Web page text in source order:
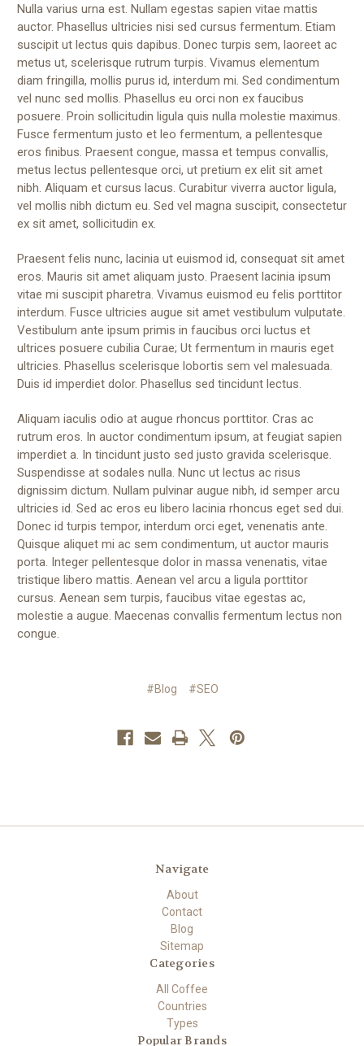
Nulla varius urna est. Nullam egestas sapien vitae mattis
auctor. Phasellus ultricies nisi sed cursus fermentum. Etiam
suscipit ut lectus quis dapibus. Donec turpis sem, laoreet ac
metus ut, scelerisque rutrum turpis. Vivamus elementum
diam fringilla, mollis purus id, interdum mi. Sed condimentum
vel nunc sed mollis. Phasellus eu orci non ex faucibus
posuere. Proin sollicitudin ligula quis nulla molestie maximus.
Fusce fermentum justo et leo fermentum, a pellentesque
eros finibus. Praesent congue, massa et tempus convallis,
metus lectus pellentesque orci, ut pretium ex elit sit amet
nibh. Aliquam et cursus lacus. Curabitur viverra auctor ligula,
vel mollis nibh dictum eu. Sed vel magna suscipit, consectetur
ex sit amet, sollicitudin ex.
Praesent felis nunc, lacinia ut euismod id, consequat sit amet
eros. Mauris sit amet aliquam justo. Praesent lacinia ipsum
vitae mi suscipit pharetra. Vivamus euismod eu felis porttitor
interdum. Fusce ultricies augue sit amet vestibulum vulputate.
Vestibulum ante ipsum primis in faucibus orci luctus et
ultrices posuere cubilia Curae; Ut fermentum in mauris eget
ultricies. Phasellus scelerisque lobortis sem vel malesuada.
Duis id imperdiet dolor. Phasellus sed tincidunt lectus.
Aliquam iaculis odio at augue rhoncus porttitor. Cras ac
rutrum eros. In auctor condimentum ipsum, at feugiat sapien
imperdiet a. In tincidunt justo sed justo gravida scelerisque.
Suspendisse at sodales nulla. Nunc ut lectus ac risus
dignissim dictum. Nullam pulvinar augue nibh, id semper arcu
ultricies id. Sed ac eros eu libero lacinia rhoncus eget sed dui.
Donec id turpis tempor, interdum orci eget, venenatis ante.
Quisque aliquet mi ac sem condimentum, ut auctor mauris
porta. Integer pellentesque dolor in massa venenatis, vitae
tristique libero mattis. Aenean vel arcu a ligula porttitor
cursus. Aenean sem turpis, faucibus vitae egestas ac,
molestie a augue. Maecenas convallis fermentum lectus non
congue.
#Blog #SEO
Navigate
About
Contact
Blog
Sitemap
Categories
All Coffee
Countries
Types
Popular Brands